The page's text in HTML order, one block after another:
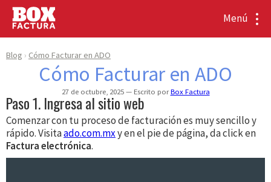
Menú
Blog Cómo Facturar en ADO
Cómo Facturar en ADO
27 de octubre, 2025 Escrito porBox Factura
Paso 1. Ingresa al sitio web
Comenzar con tu proceso de facturación es muy sencillo y
rápido. Visitaado.com.mxy en el pie de página, da click en
Factura electrónica​.